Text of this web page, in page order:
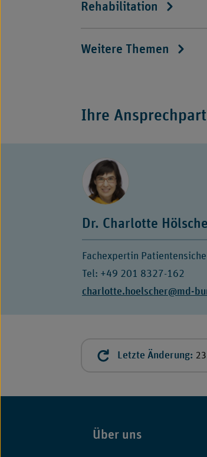
Rehabilitation
Weitere Themen
Ihre
Dr. Charlotte
Fachexpertin
Tel: +49 201 8327-162
E-
charlotte.hoelscher@md-
Letzte Änderung:
Fußbereich
Über uns